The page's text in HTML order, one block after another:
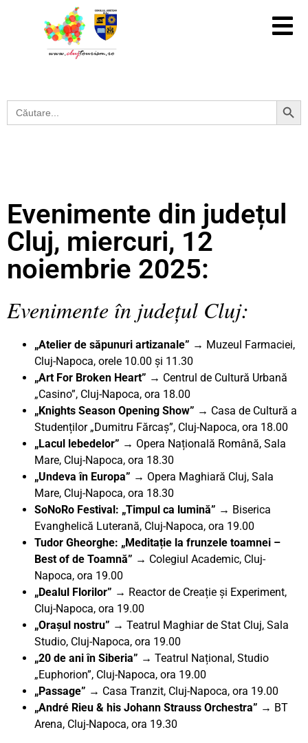
Search
for:
Search Button
Evenimente din județul
Cluj, miercuri, 12
noiembrie 2025:
Evenimente în județul Cluj:
„Atelier de săpunuri artizanale” → Muzeul Farmaciei,
Cluj-Napoca, orele 10.00 și 11.30
„Art For Broken Heart” → Centrul de Cultură Urbană
„Casino”, Cluj-Napoca, ora 18.00
„Knights Season Opening Show” → Casa de Cultură a
Studenților „Dumitru Fărcaș”, Cluj-Napoca, ora 18.00
„Lacul lebedelor” → Opera Națională Română, Sala
Mare, Cluj-Napoca, ora 18.30
„Undeva în Europa” → Opera Maghiară Cluj, Sala
Mare, Cluj-Napoca, ora 18.30
SoNoRo Festival: „Timpul ca lumină” → Biserica
Evanghelică Luterană, Cluj-Napoca, ora 19.00
Tudor Gheorghe: „Meditație la frunzele toamnei –
Best of de Toamnă” → Colegiul Academic, Cluj-
Napoca, ora 19.00
„Dealul Florilor” → Reactor de Creație și Experiment,
Cluj-Napoca, ora 19.00
„Orașul nostru” → Teatrul Maghiar de Stat Cluj, Sala
Studio, Cluj-Napoca, ora 19.00
„20 de ani în Siberia” → Teatrul Național, Studio
„Euphorion”, Cluj-Napoca, ora 19.00
„Passage” → Casa Tranzit, Cluj-Napoca, ora 19.00
„André Rieu & his Johann Strauss Orchestra” → BT
Arena, Cluj-Napoca, ora 19.30